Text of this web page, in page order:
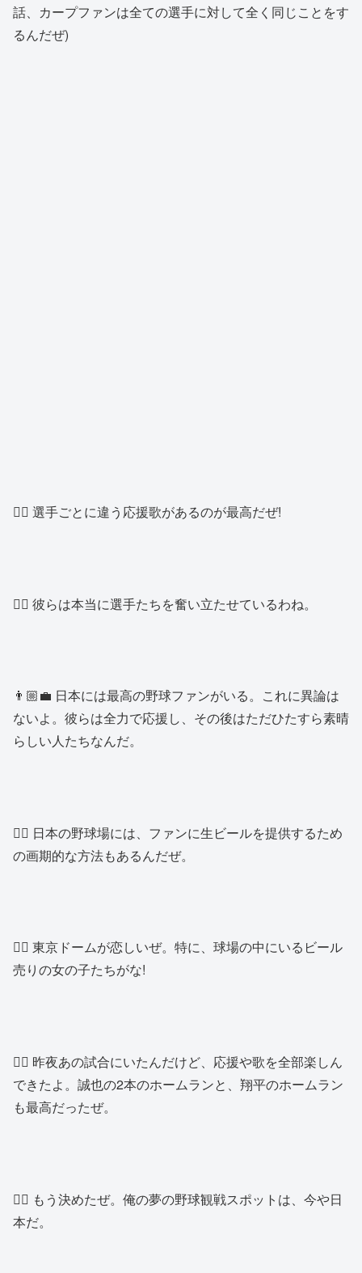
話、カープファンは全ての選手に対して全く同じことをす
るんだぜ)
👱‍♂️ 選手ごとに違う応援歌があるのが最高だぜ!
👱‍♀️ 彼らは本当に選手たちを奮い立たせているわね。
👨🏼‍💼 日本には最高の野球ファンがいる。これに異論は
ないよ。彼らは全力で応援し、その後はただひたすら素晴
らしい人たちなんだ。
👱‍♂️ 日本の野球場には、ファンに生ビールを提供するため
の画期的な方法もあるんだぜ。
👱‍♂️ 東京ドームが恋しいぜ。特に、球場の中にいるビール
売りの女の子たちがな!
👱‍♂️ 昨夜あの試合にいたんだけど、応援や歌を全部楽しん
できたよ。誠也の2本のホームランと、翔平のホームラン
も最高だったぜ。
👱‍♂️ もう決めたぜ。俺の夢の野球観戦スポットは、今や日
本だ。